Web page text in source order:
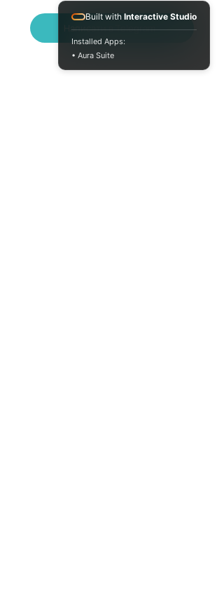
Написати в Telegram
Built with Interactive Studio
Installed Apps:
• Aura Suite